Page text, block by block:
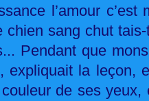
l’amour c’est
chien sang chut
Pendant que
expliquait la leçon,
de ses yeux,